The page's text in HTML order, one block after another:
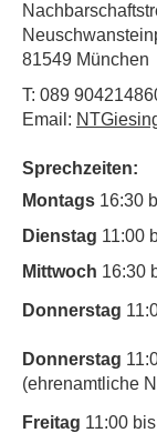
81549 München
T: 089
Email:
Sprechzeiten:
Montags 16:30
Dienstag 11:00
Mittwoch 16:30
Donnerstag
Donnerstag
(ehrenamtliche
Freitag 11:00